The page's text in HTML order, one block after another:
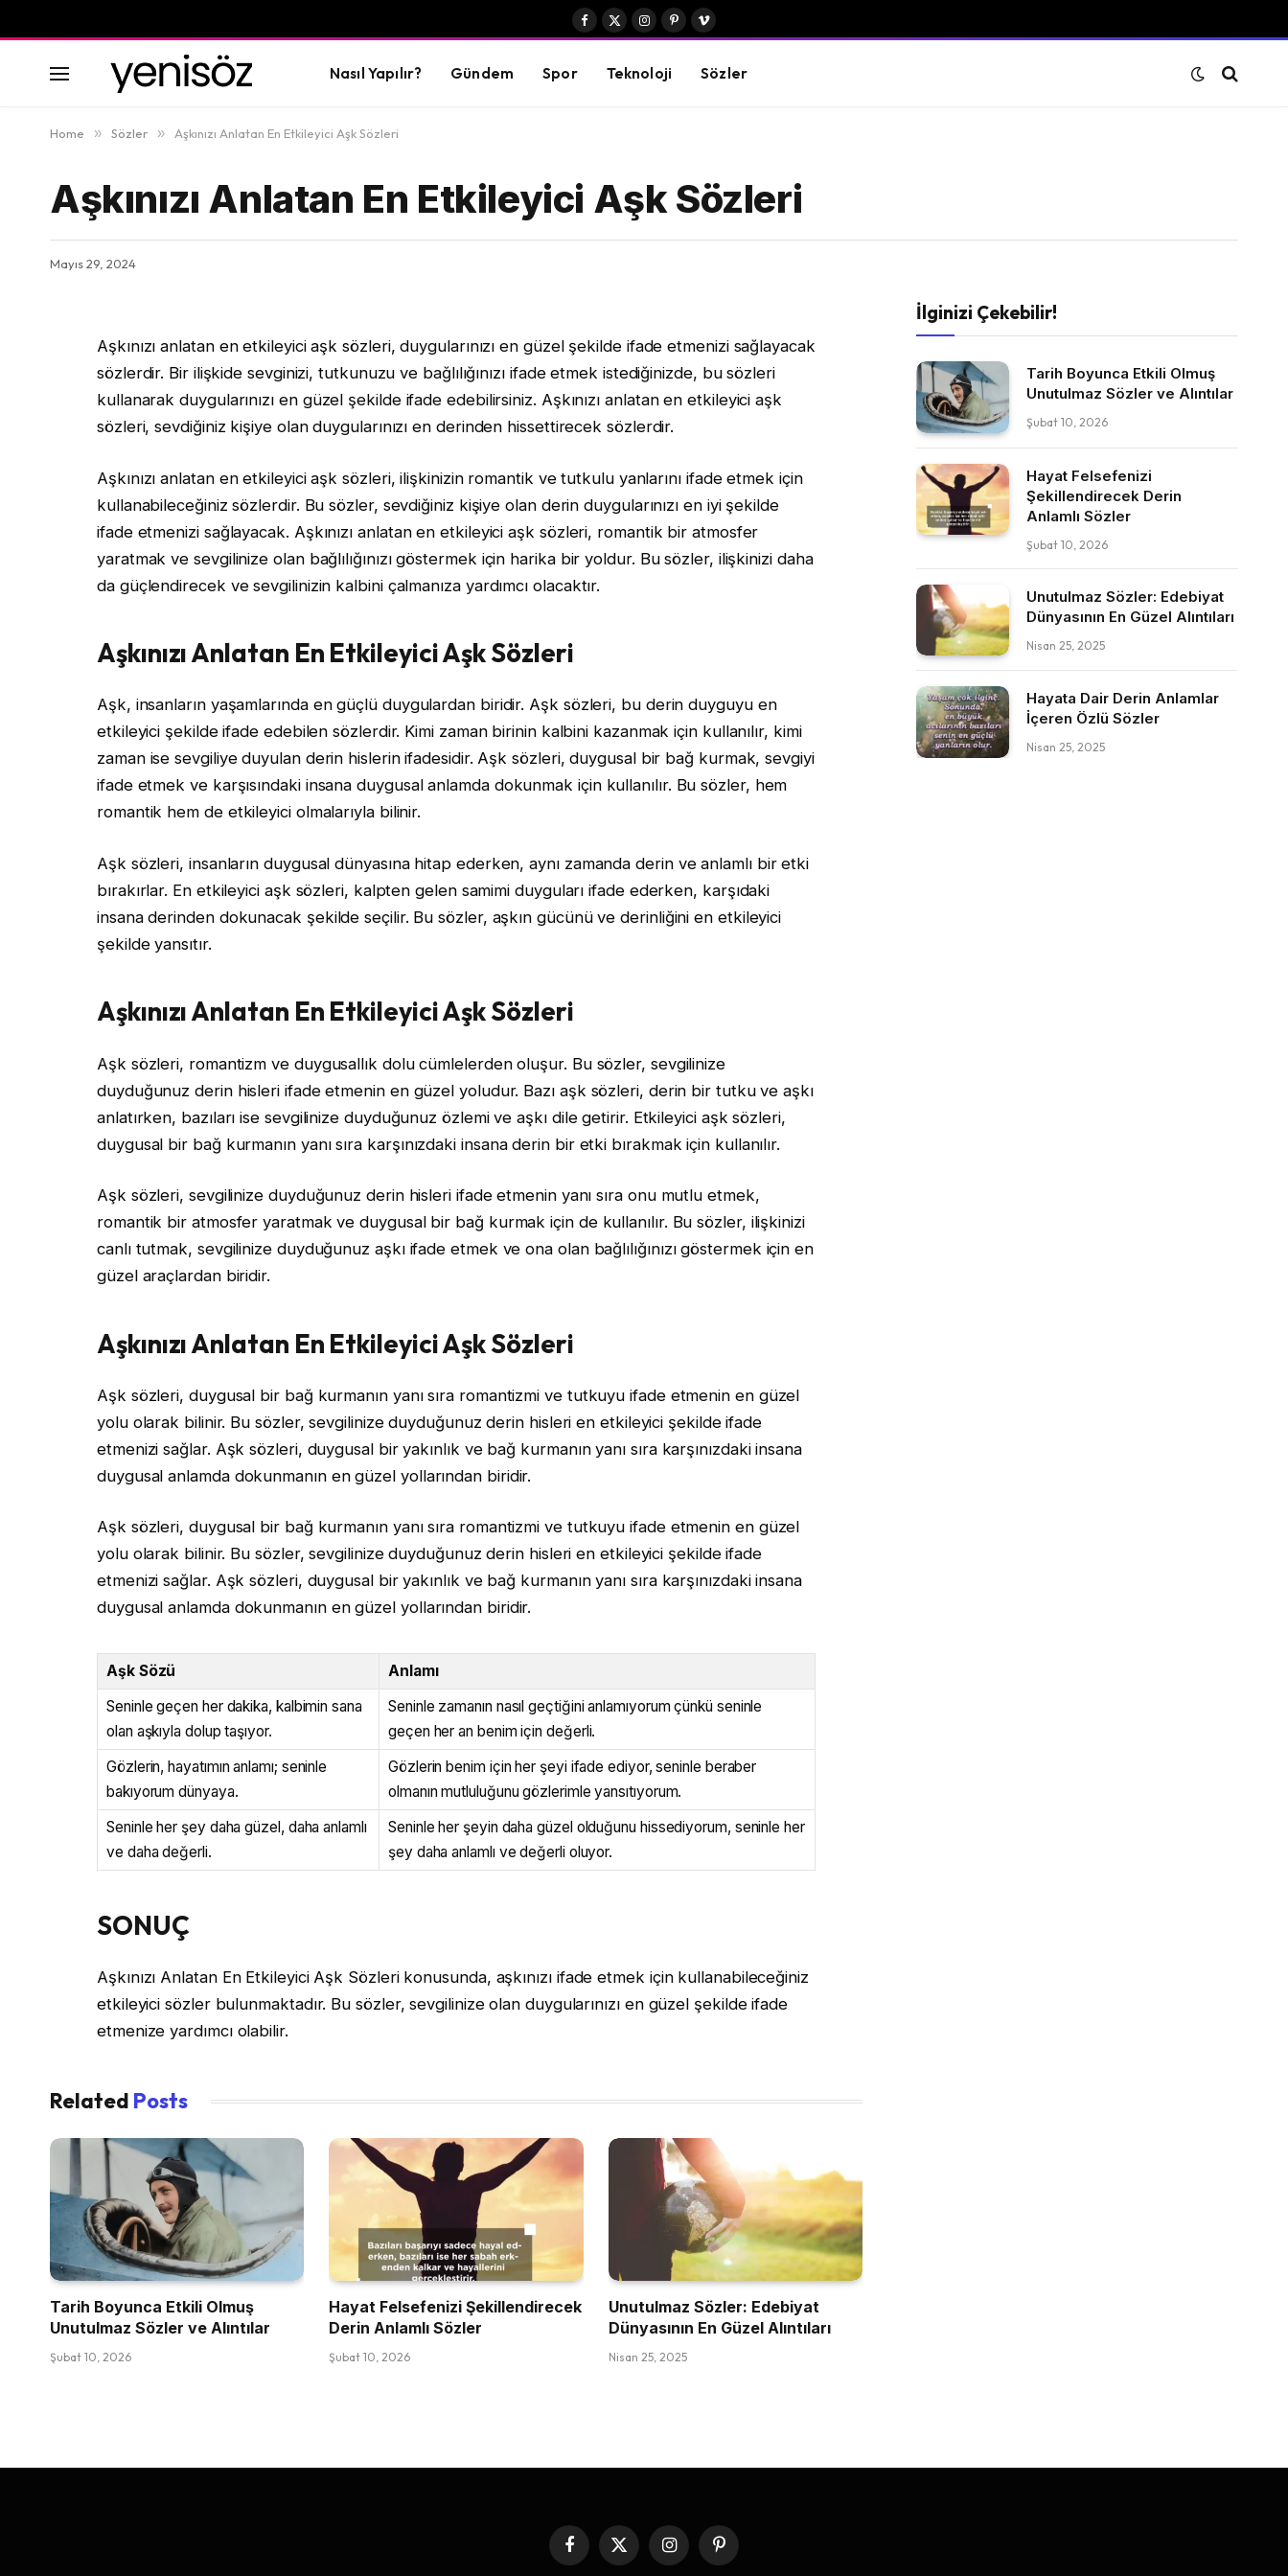
Facebook
X
Instagram
PinterestVimeo
Nasıl Yapılır? Gündem Spor Teknoloji Sözler
Home » Sözler » Aşkınızı Anlatan En Etkileyici Aşk Sözleri
Aşkınızı Anlatan En Etkileyici Aşk Sözleri
Mayıs 29, 2024
Aşkınızı anlatan en etkileyici aşk sözleri, duygularınızı en güzel şekilde ifade etmenizi sağlayacak
sözlerdir. Bir ilişkide sevginizi, tutkunuzu ve bağlılığınızı ifade etmek istediğinizde, bu sözleri
kullanarak duygularınızı en güzel şekilde ifade edebilirsiniz. Aşkınızı anlatan en etkileyici aşk
sözleri, sevdiğiniz kişiye olan duygularınızı en derinden hissettirecek sözlerdir.
Aşkınızı anlatan en etkileyici aşk sözleri, ilişkinizin romantik ve tutkulu yanlarını ifade etmek için
kullanabileceğiniz sözlerdir. Bu sözler, sevdiğiniz kişiye olan derin duygularınızı en iyi şekilde
ifade etmenizi sağlayacak. Aşkınızı anlatan en etkileyici aşk sözleri, romantik bir atmosfer
yaratmak ve sevgilinize olan bağlılığınızı göstermek için harika bir yoldur. Bu sözler, ilişkinizi daha
da güçlendirecek ve sevgilinizin kalbini çalmanıza yardımcı olacaktır.
Aşkınızı Anlatan En Etkileyici Aşk Sözleri
Aşk, insanların yaşamlarında en güçlü duygulardan biridir. Aşk sözleri, bu derin duyguyu en
etkileyici şekilde ifade edebilen sözlerdir. Kimi zaman birinin kalbini kazanmak için kullanılır, kimi
zaman ise sevgiliye duyulan derin hislerin ifadesidir. Aşk sözleri, duygusal bir bağ kurmak, sevgiyi
ifade etmek ve karşısındaki insana duygusal anlamda dokunmak için kullanılır. Bu sözler, hem
romantik hem de etkileyici olmalarıyla bilinir.
Aşk sözleri, insanların duygusal dünyasına hitap ederken, aynı zamanda derin ve anlamlı bir etki
bırakırlar. En etkileyici aşk sözleri, kalpten gelen samimi duyguları ifade ederken, karşıdaki
insana derinden dokunacak şekilde seçilir. Bu sözler, aşkın gücünü ve derinliğini en etkileyici
şekilde yansıtır.
Aşkınızı Anlatan En Etkileyici Aşk Sözleri
Aşk sözleri, romantizm ve duygusallık dolu cümlelerden oluşur. Bu sözler, sevgilinize
duyduğunuz derin hisleri ifade etmenin en güzel yoludur. Bazı aşk sözleri, derin bir tutku ve aşkı
anlatırken, bazıları ise sevgilinize duyduğunuz özlemi ve aşkı dile getirir. Etkileyici aşk sözleri,
duygusal bir bağ kurmanın yanı sıra karşınızdaki insana derin bir etki bırakmak için kullanılır.
Aşk sözleri, sevgilinize duyduğunuz derin hisleri ifade etmenin yanı sıra onu mutlu etmek,
romantik bir atmosfer yaratmak ve duygusal bir bağ kurmak için de kullanılır. Bu sözler, ilişkinizi
canlı tutmak, sevgilinize duyduğunuz aşkı ifade etmek ve ona olan bağlılığınızı göstermek için en
güzel araçlardan biridir.
Aşkınızı Anlatan En Etkileyici Aşk Sözleri
Aşk sözleri, duygusal bir bağ kurmanın yanı sıra romantizmi ve tutkuyu ifade etmenin en güzel
yolu olarak bilinir. Bu sözler, sevgilinize duyduğunuz derin hisleri en etkileyici şekilde ifade
etmenizi sağlar. Aşk sözleri, duygusal bir yakınlık ve bağ kurmanın yanı sıra karşınızdaki insana
duygusal anlamda dokunmanın en güzel yollarından biridir.
Aşk sözleri, duygusal bir bağ kurmanın yanı sıra romantizmi ve tutkuyu ifade etmenin en güzel
yolu olarak bilinir. Bu sözler, sevgilinize duyduğunuz derin hisleri en etkileyici şekilde ifade
etmenizi sağlar. Aşk sözleri, duygusal bir yakınlık ve bağ kurmanın yanı sıra karşınızdaki insana
duygusal anlamda dokunmanın en güzel yollarından biridir.
Aşk Sözü
Anlamı
Seninle geçen her dakika, kalbimin sana
olan aşkıyla dolup taşıyor.
Seninle zamanın nasıl geçtiğini anlamıyorum çünkü seninle
geçen her an benim için değerli.
Gözlerin, hayatımın anlamı; seninle
bakıyorum dünyaya.
Gözlerin benim için her şeyi ifade ediyor, seninle beraber
olmanın mutluluğunu gözlerimle yansıtıyorum.
Seninle her şey daha güzel, daha anlamlı
ve daha değerli.
Seninle her şeyin daha güzel olduğunu hissediyorum, seninle her
şey daha anlamlı ve değerli oluyor.
SONUÇ
Aşkınızı Anlatan En Etkileyici Aşk Sözleri konusunda, aşkınızı ifade etmek için kullanabileceğiniz
etkileyici sözler bulunmaktadır. Bu sözler, sevgilinize olan duygularınızı en güzel şekilde ifade
etmenize yardımcı olabilir.
Related Posts
Tarih Boyunca Etkili Olmuş
Unutulmaz Sözler ve Alıntılar
Şubat 10, 2026
Hayat Felsefenizi Şekillendirecek
Derin Anlamlı Sözler
Şubat 10, 2026
Unutulmaz Sözler: Edebiyat
Dünyasının En Güzel Alıntıları
Nisan 25, 2025
İlginizi Çekebilir!
Tarih Boyunca Etkili Olmuş
Unutulmaz Sözler ve Alıntılar
Şubat 10, 2026
Hayat Felsefenizi
Şekillendirecek Derin
Anlamlı Sözler
Şubat 10, 2026
Unutulmaz Sözler: Edebiyat
Dünyasının En Güzel Alıntıları
Nisan 25, 2025
Hayata Dair Derin Anlamlar
İçeren Özlü Sözler
Nisan 25, 2025
Facebook
X
InstagramPinterest